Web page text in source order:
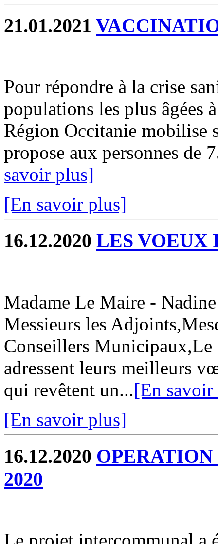
21.01.2021
Pour répondre à la crise
populations les plus âgées
Région Occitanie mobilise
propose aux personnes de
savoir plus]
[En savoir plus]
16.12.2020 LES
Madame Le Maire -
Messieurs les
Conseillers Municipaux,Le
adressent leurs meilleurs
qui revêtent un...[En
[En savoir plus]
16.12.2020
2020